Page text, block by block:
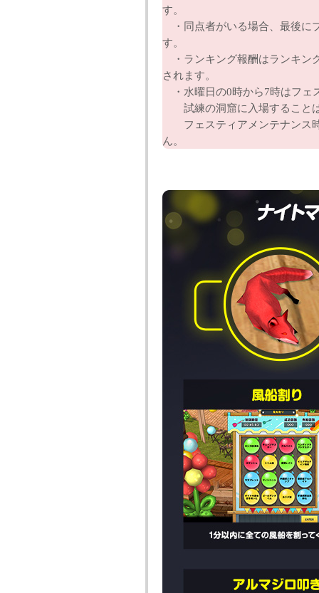
す。
・同点者がいる場合、最後に
す。
・ランキング報酬はランキン
されます。
・水曜日の0時から7時はフェ
試練の洞窟に入場すること
フェスティアメンテナンス時
ん。